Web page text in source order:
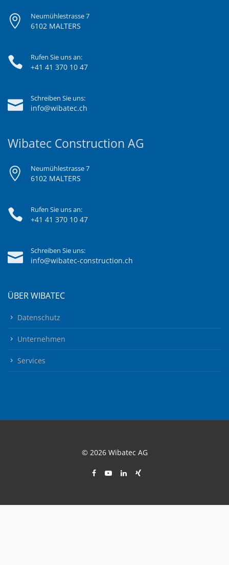
Neumühlestrasse 7
6102 MALTERS
Rufen Sie uns an:
+41 41 370 10 47
Schreiben Sie uns:
info@wibatec.ch
Wibatec Construction AG
Neumühlestrasse 7
6102 MALTERS
Rufen Sie uns an:
+41 41 370 10 47
Schreiben Sie uns:
info@wibatec-construction.ch
ÜBER WIBATEC
Datenschutz
Unternehmen
Services
© 2026 Wibatec AG